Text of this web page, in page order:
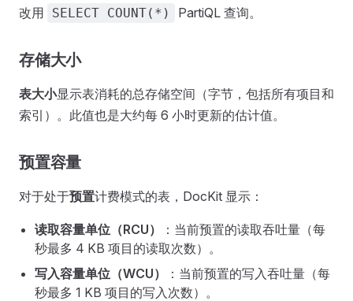
改用
SELECT COUNT(*) PartiQL 查询。
存储大小
表大小显示表消耗的总存储空间（字节，包括所有项目和
索引）。此值也是大约每 6 小时更新的估计值。
预置容量
对于处于预置计费模式的表，DocKit 显示：
读取容量单位（RCU）
：当前预置的读取吞吐量（每
秒最多 4 KB 项目的读取次数）。
写入容量单位（WCU）
：当前预置的写入吞吐量（每
秒最多 1 KB 项目的写入次数）。